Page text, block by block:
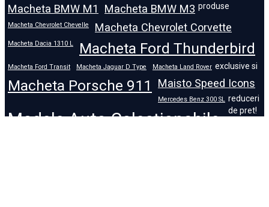
Macheta BMW M1
Macheta BMW M3
Macheta Chevrolet Chevelle Macheta Chevrolet Corvette
Macheta Dacia 1310 L Macheta Ford Thunderbird
Macheta Ford Transit Macheta Jaguar D Type Macheta Land Rover
Macheta Porsche 911 Maisto Speed Icons
Mercedes Benz 300 SL
Modele Auto Colecționabile.
produse
exclusive si
reduceri
de pret!